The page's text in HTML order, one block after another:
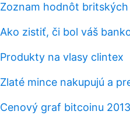
Zoznam hodnôt
Ako zistiť, či bol váš
Produkty na vlasy clintex
Zlaté mince nakupujú a
Cenový graf bitcoinu 2013